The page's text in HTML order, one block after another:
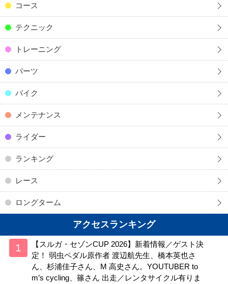
コース
テクニック
トレーニング
パーツ
バイク
メンテナンス
ライダー
ランキング
レース
ロングターム
アクセスランキング
【スルガ・セゾンCUP 2026】新着情報／ゲスト決
定！ 弱虫ペダル原作者 渡辺航先生、橋本英也さ
ん、杉浦佳子さん、M 高史さん。YOUTUBER to
m’s cycling、篠さん 出走／レンタサイクル有りま